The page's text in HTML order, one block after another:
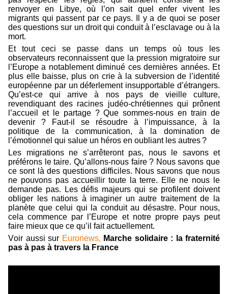
renvoyer en Libye, où l’on sait quel enfer vivent les
migrants qui passent par ce pays. Il y a de quoi se poser
des questions sur un droit qui conduit à l’esclavage ou à la
mort.
Et tout ceci se passe dans un temps où tous les
observateurs reconnaissent que la pression migratoire sur
l’Europe a notablement diminué ces dernières années. Et
plus elle baisse, plus on crie à la subversion de l’identité
européenne par un déferlement insupportable d’étrangers.
Qu’est-ce qui arrive à nos pays de vieille culture,
revendiquant des racines judéo-chrétiennes qui prônent
l’accueil et le partage ? Que sommes-nous en train de
devenir ? Faut-il se résoudre à l’impuissance, à la
politique de la communication, à la domination de
l’émotionnel qui salue un héros en oubliant les autres ?
Les migrations ne s’arrêteront pas, nous le savons et
préférons le taire. Qu’allons-nous faire ? Nous savons que
ce sont là des questions difficiles. Nous savons que nous
ne pouvons pas accueillir toute la terre. Elle ne nous le
demande pas. Les défis majeurs qui se profilent doivent
obliger les nations à imaginer un autre traitement de la
planète que celui qui la conduit au désastre. Pour nous,
cela commence par l’Europe et notre propre pays peut
faire mieux que ce qu’il fait actuellement.
Voir aussi sur Euronews, Marche solidaire : la fraternité
pas à pas à travers la France